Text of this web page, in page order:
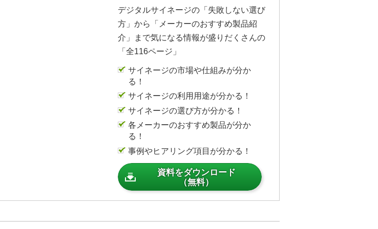
デジタルサイネージの「失敗しない選び
方」から「メーカーのおすすめ製品紹
介」まで気になる情報が盛りだくさんの
「全116ページ」
サイネージの市場や仕組みが分か
る！
サイネージの利用用途が分かる！
サイネージの選び方が分かる！
各メーカーのおすすめ製品が分か
る！
事例やヒアリング項目が分かる！
資料をダウンロード
（無料）